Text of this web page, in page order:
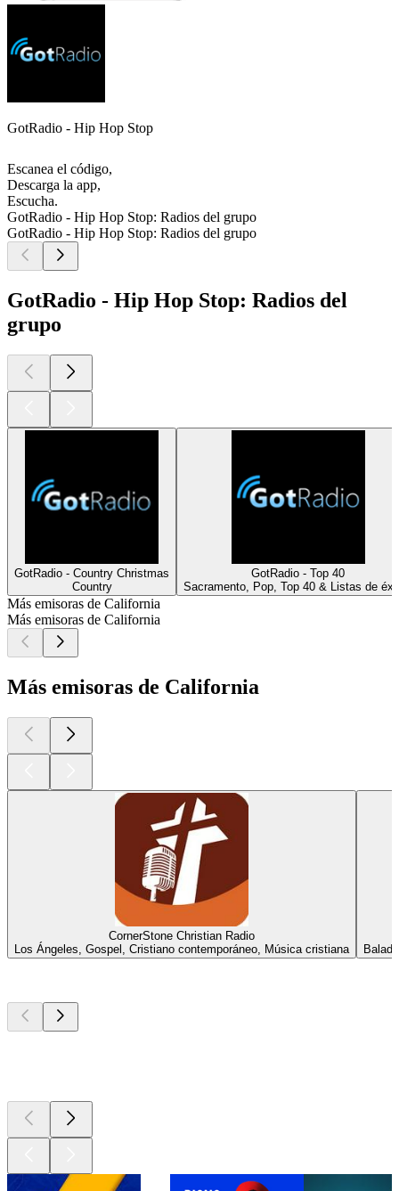
GotRadio - Hip Hop Stop
Escanea el código,
Descarga la app,
Escucha.
GotRadio - Hip Hop Stop: Radios del grupo
GotRadio - Hip Hop Stop: Radios del grupo
GotRadio - Hip Hop Stop: Radios del
grupo
GotRadio - Country Christmas
Country
GotRadio - Top 40
Sacramento, Pop, Top 40 & Listas de
Más emisoras de California
Más emisoras de California
Más emisoras de California
CornerStone Christian Radio
Los Ángeles, Gospel, Cristiano contemporáneo, Música cristiana